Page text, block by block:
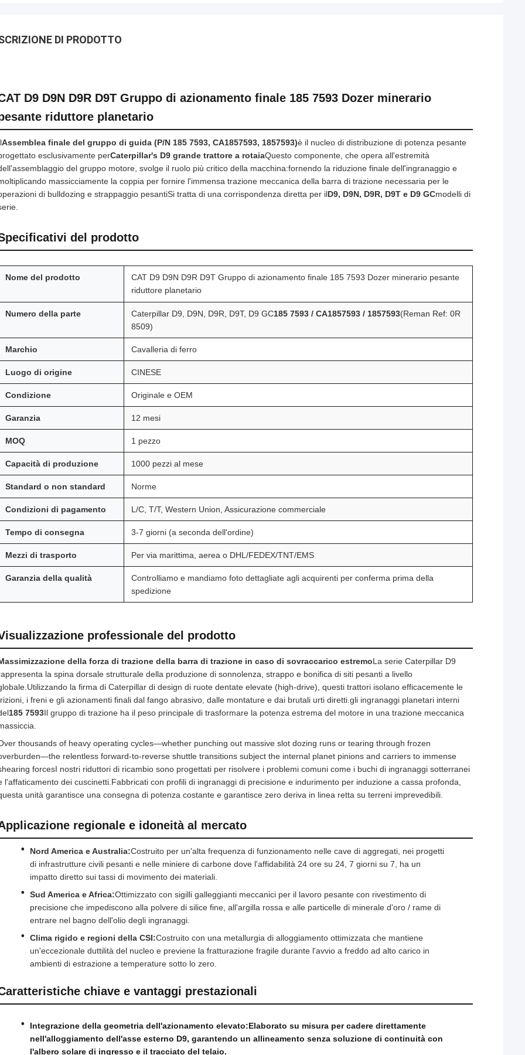
DI PRODOTTO
D9 D9N D9R D9T Gruppo di azionamento finale 185 7593 Dozer minerario
riduttore planetario
Assemblea finale del gruppo di guida (P/N 185 7593, CA1857593, 1857593)è il nucleo di distribuzione di potenza pesante
esclusivamente perCaterpillar's D9 grande trattore a rotaiaQuesto componente, che opera all'estremità
del gruppo motore, svolge il ruolo più critico della macchina:fornendo la riduzione finale dell'ingranaggio e
massicciamente la coppia per fornire l'immensa trazione meccanica della barra di trazione necessaria per le
di bulldozing e strappaggio pesantiSi tratta di una corrispondenza diretta per ilD9, D9N, D9R, D9T e D9 GCmodelli di
del prodotto
Nome del prodotto
CAT D9 D9N D9R D9T Gruppo di azionamento finale 185 7593 Dozer minerario pesante
riduttore planetario
Numero della parte Caterpillar D9, D9N, D9R, D9T, D9 GC185 7593 / CA1857593 / 1857593(Reman Ref: 0R
8509)
Marchio Cavalleria di ferro
Luogo di origine CINESE
Condizione Originale e OEM
Garanzia 12 mesi
MOQ 1 pezzo
Capacità di produzione 1000 pezzi al mese
Standard o non standard Norme
Condizioni di pagamento L/C, T/T, Western Union, Assicurazione commerciale
Tempo di consegna 3-7 giorni (a seconda dell'ordine)
Mezzi di trasporto Per via marittima, aerea o DHL/FEDEX/TNT/EMS
Garanzia della qualità
Controlliamo e mandiamo foto dettagliate agli acquirenti per conferma prima della
spedizione
professionale del prodotto
della forza di trazione della barra di trazione in caso di sovraccarico estremoLa serie Caterpillar D9
la spina dorsale strutturale della produzione di sonnolenza, strappo e bonifica di siti pesanti a livello
la firma di Caterpillar di design di ruote dentate elevate (high-drive), questi trattori isolano efficacemente le
i freni e gli azionamenti finali dal fango abrasivo, dalle montature e dai brutali urti diretti.gli ingranaggi planetari interni
185 7593Il gruppo di trazione ha il peso principale di trasformare la potenza estrema del motore in una trazione meccanica
thousands of heavy operating cycles—whether punching out massive slot dozing runs or tearing through frozen
relentless forward-to-reverse shuttle transitions subject the internal planet pinions and carriers to immense
forcesI nostri riduttori di ricambio sono progettati per risolvere i problemi comuni come i buchi di ingranaggi sotterranei
l'affaticamento dei cuscinetti.Fabbricati con profili di ingranaggi di precisione e indurimento per induzione a cassa profonda,
unità garantisce una consegna di potenza costante e garantisce zero deriva in linea retta su terreni imprevedibili.
regionale e idoneità al mercato
Nord America e Australia:Costruito per un'alta frequenza di funzionamento nelle cave di aggregati, nei progetti
di infrastrutture civili pesanti e nelle miniere di carbone dove l'affidabilità 24 ore su 24, 7 giorni su 7, ha un
impatto diretto sui tassi di movimento dei materiali.
Sud America e Africa:Ottimizzato con sigilli galleggianti meccanici per il lavoro pesante con rivestimento di
precisione che impediscono alla polvere di silice fine, all'argilla rossa e alle particelle di minerale d'oro / rame di
entrare nel bagno dell'olio degli ingranaggi.
Clima rigido e regioni della CSI:Costruito con una metallurgia di alloggiamento ottimizzata che mantiene
un'eccezionale duttilità del nucleo e previene la fratturazione fragile durante l'avvio a freddo ad alto carico in
ambienti di estrazione a temperature sotto lo zero.
chiave e vantaggi prestazionali
Integrazione della geometria dell'azionamento elevato:Elaborato su misura per cadere direttamente
nell'alloggiamento dell'asse esterno D9, garantendo un allineamento senza soluzione di continuità con
l'albero solare di ingresso e il tracciato del telaio.